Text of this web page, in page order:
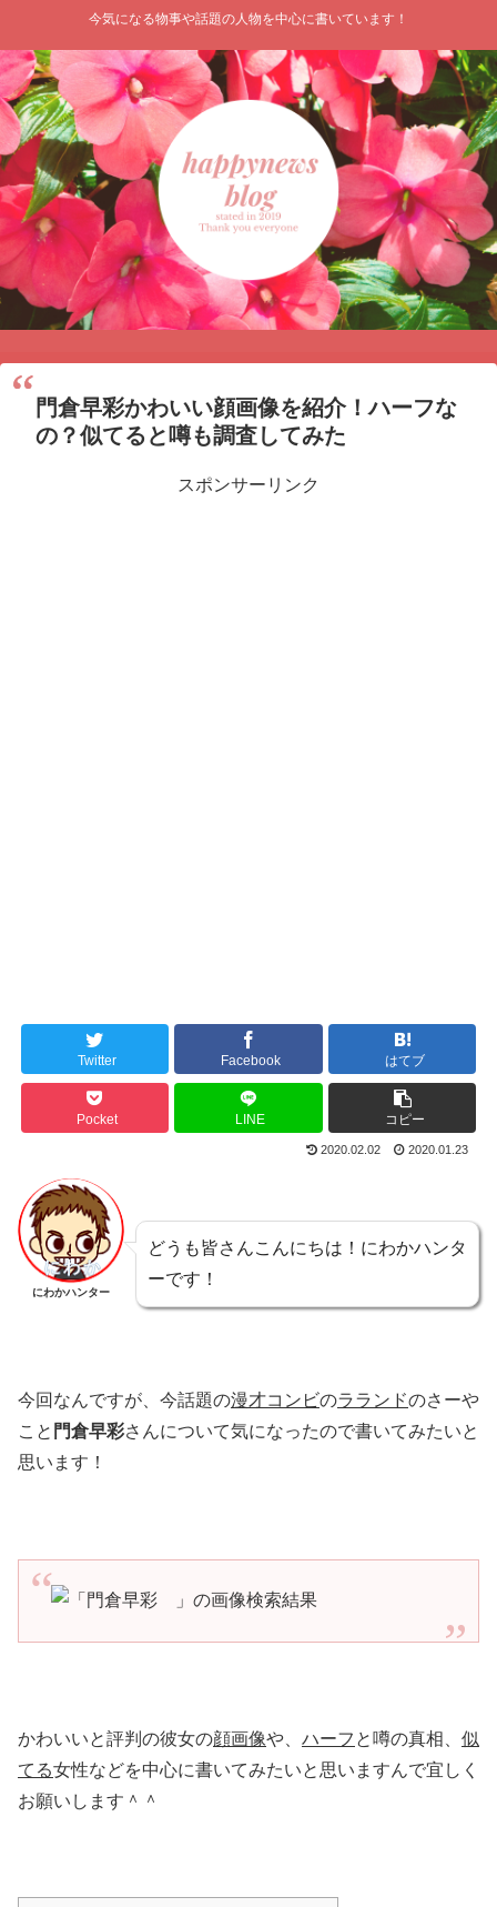
今気になる物事や話題の人物を中心に書いています！
門倉早彩かわいい顔画像を紹介！ハーフな
の？似てると噂も調査してみた
スポンサーリンク
Twitter Facebook はてブ
Pocket LINE コピー
2020.02.02 2020.01.23
にわかハンター
どうも皆さんこんにちは！にわかハンタ
ーです！
今回なんですが、今話題の漫才コンビのラランドのさーや
こと 門倉早彩さんについて気になったので書いてみたいと
思います！
かわいいと評判の彼女の顔画像や、 ハーフ と噂の真相、 似
てる女性などを中心に書いてみたいと思いますんで宜しく
お願いします＾＾